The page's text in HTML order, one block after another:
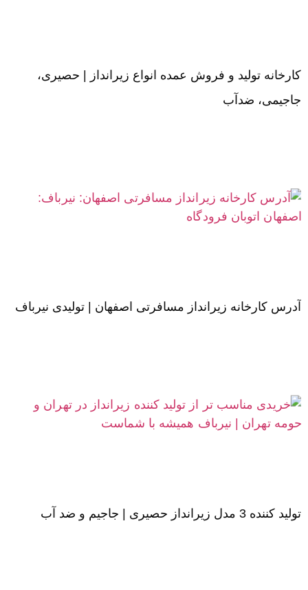
کارخانه تولید و فروش عمده انواع زیرانداز | حصیری،
جاجیمی، ضدآب
آدرس کارخانه زیرانداز مسافرتی اصفهان | تولیدی نیرباف
تولید کننده 3 مدل زیرانداز حصیری | جاجیم و ضد آب